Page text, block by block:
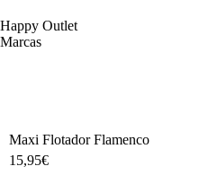
Happy Outlet
Marcas
Maxi Flotador Flamenco
15,95€